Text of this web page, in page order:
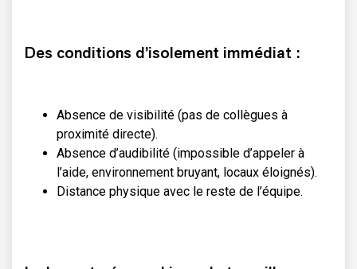
Des conditions d’isolement immédiat :
Absence de visibilité (pas de collègues à
proximité directe).
Absence d’audibilité (impossible d’appeler à
l’aide, environnement bruyant, locaux éloignés).
Distance physique avec le reste de l’équipe.